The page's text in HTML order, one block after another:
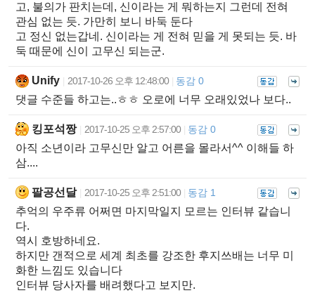
고, 불의가 판치는데, 신이라는 게 뭐하는지 그런데 전혀
관심 없는 듯. 가만히 보니 바둑 둔다
고 정신 없는갑네. 신이라는 게 전혀 믿을 게 못되는 듯. 바
둑 때문에 신이 고무신 되는군.
Unify 2017-10-26 오후 12:48:00 동감 0
댓글 수준들 하고는..ㅎㅎ 오로에 너무 오래있었나 보다..
킹포석짱 2017-10-25 오후 2:57:00 동감 0
아직 소년이라 고무신만 알고 어른을 몰라서^^ 이해들 하
삼....
팔공선달 2017-10-25 오후 2:51:00 동감 1
추억의 우주류 어쩌면 마지막일지 모르는 인터뷰 같습니
다.
역시 호방하네요.
하지만 갠적으로 세계 최초를 강조한 후지쓰배는 너무 미
화한 느낌도 있습니다
인터뷰 당사자를 배려했다고 보지만.